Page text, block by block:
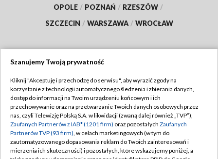
OPOLE / POZNAŃ / RZESZÓW /
SZCZECIN / WARSZAWA / WROCŁAW
TVP
Abonament TVP
Emisja w TVP
Centrum informacji TVP
Naziemna Telewizja Cyfrowa
Regulamin TVP
Polityka prywatności
Moje zgody
Pomoc
Szanujemy Twoją prywatność
Kliknij "Akceptuję i przechodzę do serwisu", aby wyrazić zgody na
korzystanie z technologii automatycznego śledzenia i zbierania danych,
dostęp do informacji na Twoim urządzeniu końcowym i ich
przechowywanie oraz na przetwarzanie Twoich danych osobowych przez
nas, czyli Telewizję Polską S.A. w likwidacji (zwaną dalej również „TVP”),
Zaufanych Partnerów z IAB* (1201 firm) oraz pozostałych Zaufanych
Partnerów TVP (93 firm), w celach marketingowych (w tym do
zautomatyzowanego dopasowania reklam do Twoich zainteresowań i
mierzenia ich skuteczności) i pozostałych, które wskazujemy poniżej, a